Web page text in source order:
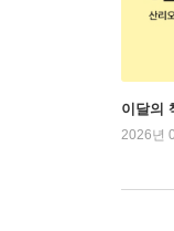
이달의
2026년